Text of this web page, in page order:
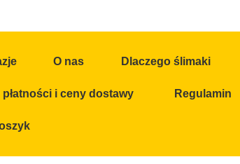
O nas Dlaczego ślimaki
płatności i ceny dostawy Regulamin